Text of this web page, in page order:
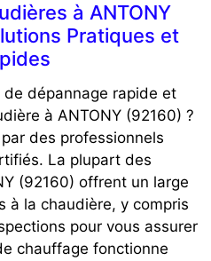
à ANTONY
Pratiques et
de dépannage rapide et
à ANTONY (92160) ?
des professionnels
La plupart des
(92160) offrent un large
à la chaudière, y compris
pour vous assurer
chauffage fonctionne